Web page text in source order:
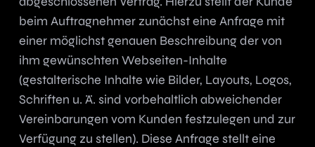
beim Auftragnehmer zunächst eine Anfrage mit
einer möglichst genauen Beschreibung der von
ihm gewünschten Webseiten-Inhalte
(gestalterische Inhalte wie Bilder, Layouts, Logos,
Schriften u. Ä. sind vorbehaltlich abweichender
Vereinbarungen vom Kunden festzulegen und zur
Verfügung zu stellen). Diese Anfrage stellt eine